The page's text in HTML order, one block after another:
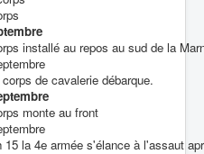
installé au repos au sud de la
de cavalerie débarque.
monte au front
15 la 4e armée s'élance à l'assaut